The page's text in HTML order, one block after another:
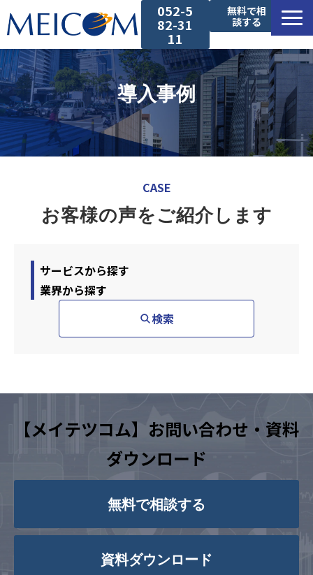
052-5
82-31
11
無料で相
談する
サービス一覧
導入事例
セミナー
お役立ち資料
導入事例
CASE
お客様の声をご紹介します
サービスから探す
業界から探す
検索
【メイテツコム】お問い合わせ・資料
ダウンロード
無料で相談する
資料ダウンロード